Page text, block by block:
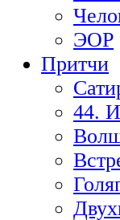
ЭОР
Притчи
44.